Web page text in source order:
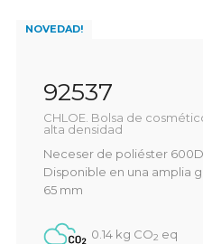
NOVEDAD!
92537
CHLOE. Bolsa de
alta densidad
Neceser de poliéster
Disponible en una amplia
65 mm
0.14 kg CO2 eq